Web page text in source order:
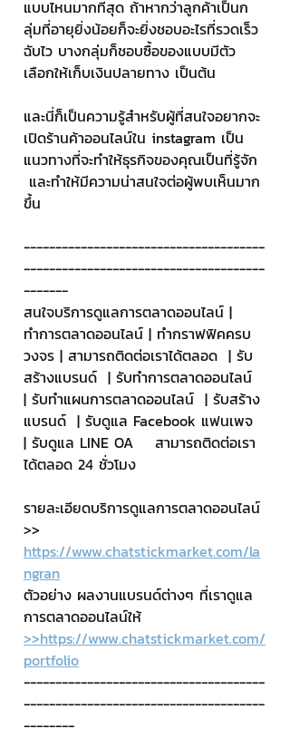
แบบไหนมากที่สุด ถ้าหากว่าลูกค้าเป็นก
ลุ่มที่อายุยิ่งน้อยก็จะยิ่งชอบอะไรที่รวดเร็ว
ฉับไว บางกลุ่มก็ชอบซื้อของแบบมีตัว
เลือกให้เก็บเงินปลายทาง เป็นต้น
และนี่ก็เป็นความรู้สำหรับผู้ที่สนใจอยากจะ
เปิดร้านค้าออนไลน์ใน instagram เป็น
แนวทางที่จะทำให้ธุรกิจของคุณเป็นที่รู้จัก
และทำให้มีความน่าสนใจต่อผู้พบเห็นมาก
ขึ้น
--------------------------------------
--------------------------------------
-------
สนใจบริการดูแลการตลาดออนไลน์ |
ทำการตลาดออนไลน์ | ทำกราฟฟิคครบ
วงจร | สามารถติดต่อเราได้ตลอด  | รับ
สร้างแบรนด์  | รับทำการตลาดออนไลน์
| รับทำแผนการตลาดออนไลน์  | รับสร้าง
แบรนด์  | รับดูแล Facebook แฟนเพจ
| รับดูแล LINE OA    สามารถติดต่อเรา
ได้ตลอด 24 ชั่วโมง
รายละเอียดบริการดูแลการตลาดออนไลน์
>>
https://www.chatstickmarket.com/la
ngran
ตัวอย่าง ผลงานแบรนด์ต่างๆ ที่เราดูแล
การตลาดออนไลน์ให้
>>https://www.chatstickmarket.com/
portfolio
--------------------------------------
--------------------------------------
--------